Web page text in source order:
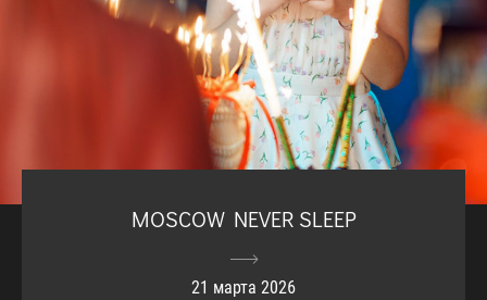
MOSCOW NEVER SLEEP
21 марта 2026